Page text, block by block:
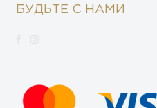
БУДЬТЕ С НАМИ